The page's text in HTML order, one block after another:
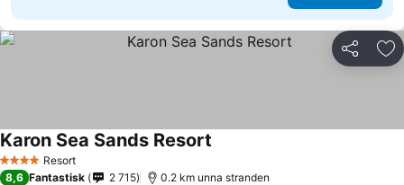
Del
4 StjernerResort
Karon Sea Sands Resort
8,6 Fantastisk 2 715 0.2 km unna stranden